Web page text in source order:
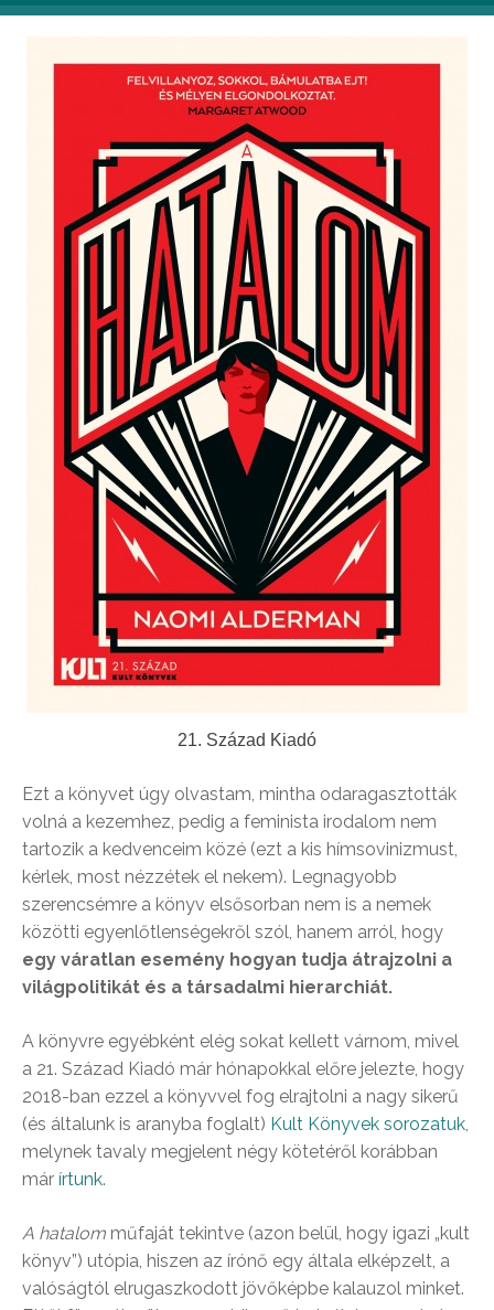
21. Század Kiadó
Ezt a könyvet úgy olvastam, mintha odaragasztották
volná a kezemhez, pedig a feminista irodalom nem
tartozik a kedvenceim közé (ezt a kis hímsovinizmust,
kérlek, most nézzétek el nekem). Legnagyobb
szerencsémre a könyv elsősorban nem is a nemek
közötti egyenlőtlenségekről szól, hanem arról, hogy
egy váratlan esemény hogyan tudja átrajzolni a
világpolitikát és a társadalmi hierarchiát.
A könyvre egyébként elég sokat kellett várnom, mivel
a 21. Század Kiadó már hónapokkal előre jelezte, hogy
2018-ban ezzel a könyvvel fog elrajtolni a nagy sikerű
(és általunk is aranyba foglalt) Kult Könyvek sorozatuk,
melynek tavaly megjelent négy kötetéről korábban
már írtunk.
A hatalom műfaját tekintve (azon belül, hogy igazi „kult
könyv”) utópia, hiszen az írónő egy általa elképzelt, a
valóságtól elrugaszkodott jövőképbe kalauzol minket.